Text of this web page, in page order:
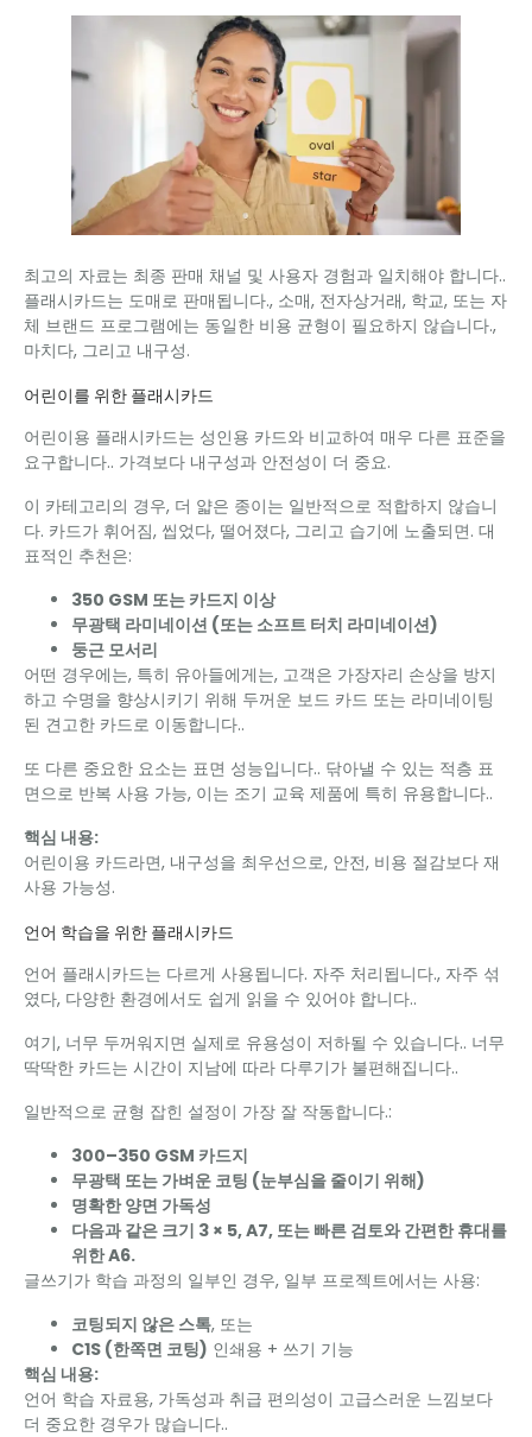
최고의 자료는 최종 판매 채널 및 사용자 경험과 일치해야 합니다..
플래시카드는 도매로 판매됩니다., 소매, 전자상거래, 학교, 또는 자
체 브랜드 프로그램에는 동일한 비용 균형이 필요하지 않습니다.,
마치다, 그리고 내구성.
어린이를 위한 플래시카드
어린이용 플래시카드는 성인용 카드와 비교하여 매우 다른 표준을
요구합니다.. 가격보다 내구성과 안전성이 더 중요.
이 카테고리의 경우, 더 얇은 종이는 일반적으로 적합하지 않습니
다. 카드가 휘어짐, 씹었다, 떨어졌다, 그리고 습기에 노출되면. 대
표적인 추천은:
350 GSM 또는 카드지 이상
무광택 라미네이션 (또는 소프트 터치 라미네이션)
둥근 모서리
어떤 경우에는, 특히 유아들에게는, 고객은 가장자리 손상을 방지
하고 수명을 향상시키기 위해 두꺼운 보드 카드 또는 라미네이팅
된 견고한 카드로 이동합니다..
또 다른 중요한 요소는 표면 성능입니다.. 닦아낼 수 있는 적층 표
면으로 반복 사용 가능, 이는 조기 교육 제품에 특히 유용합니다..
핵심 내용:
어린이용 카드라면, 내구성을 최우선으로, 안전, 비용 절감보다 재
사용 가능성.
언어 학습을 위한 플래시카드
언어 플래시카드는 다르게 사용됩니다. 자주 처리됩니다., 자주 섞
였다, 다양한 환경에서도 쉽게 읽을 수 있어야 합니다..
여기, 너무 두꺼워지면 실제로 유용성이 저하될 수 있습니다.. 너무
딱딱한 카드는 시간이 지남에 따라 다루기가 불편해집니다..
일반적으로 균형 잡힌 설정이 가장 잘 작동합니다.:
300–350 GSM 카드지
무광택 또는 가벼운 코팅 (눈부심을 줄이기 위해)
명확한 양면 가독성
다음과 같은 크기 3 × 5, A7, 또는 빠른 검토와 간편한 휴대를
위한 A6.
글쓰기가 학습 과정의 일부인 경우, 일부 프로젝트에서는 사용:
코팅되지 않은 스톡, 또는
C1S (한쪽면 코팅) 인쇄용 + 쓰기 기능
핵심 내용:
언어 학습 자료용, 가독성과 취급 편의성이 고급스러운 느낌보다
더 중요한 경우가 많습니다..